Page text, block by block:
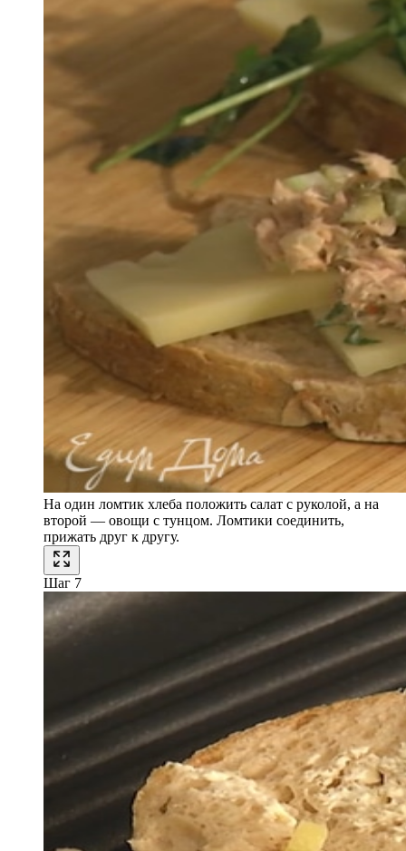
На один ломтик хлеба положить салат с руколой, а на
второй — овощи с тунцом. Ломтики соединить,
прижать друг к другу.
Шаг 7